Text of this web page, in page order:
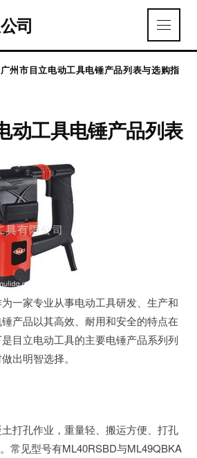
司
广州市目立电动工具电锤产品列表与选购指
动工具电锤产品列表
一家专业从事电动工具研发、生产和
产品以其高效、耐用和安全的特点在
目立电动工具的主要电锤产品系列列
出明智选择。
打孔作业，重量轻、搬运方便、打孔
常见型号有ML40RSBD与ML49QBKA